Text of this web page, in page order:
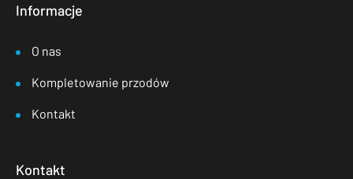
Informacje
O nas
Kompletowanie przodów
Kontakt
Kontakt